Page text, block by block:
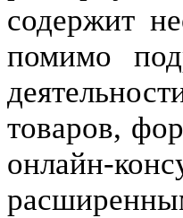
содержит
помимо
товаров,
онлайн-